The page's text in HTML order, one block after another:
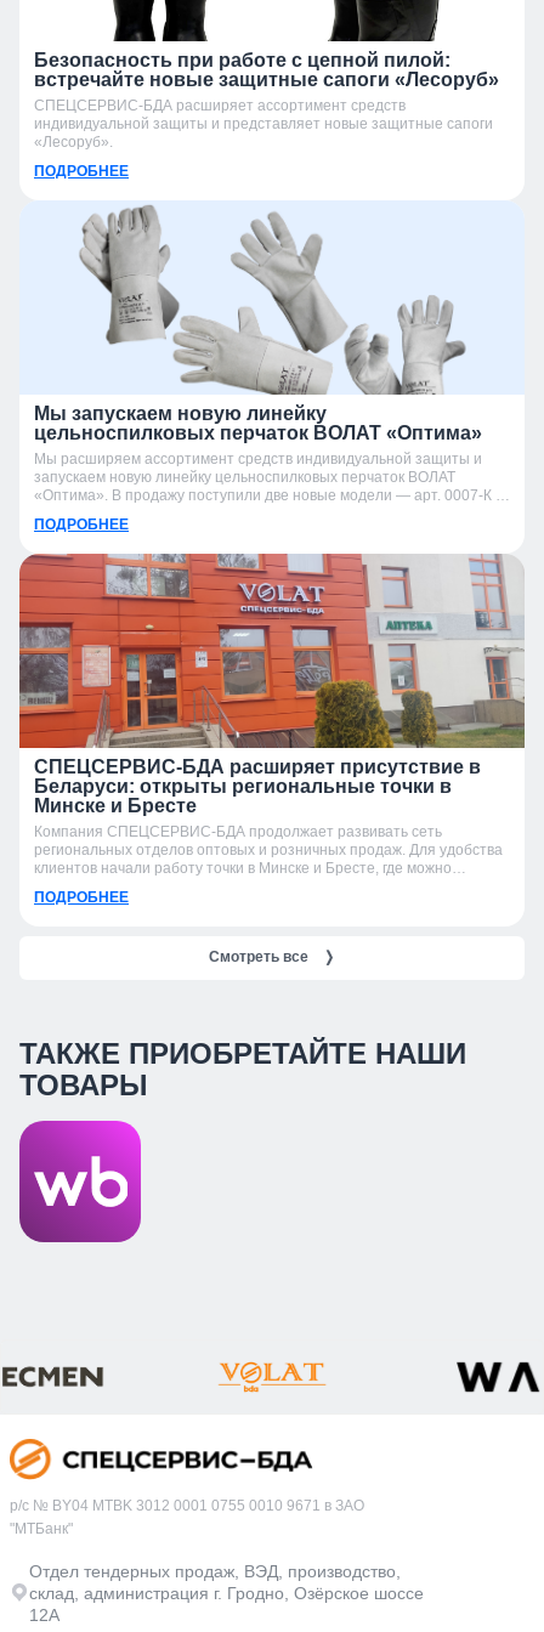
Безопасность при работе с цепной пилой:
встречайте новые защитные сапоги «Лесоруб»
СПЕЦСЕРВИС-БДА расширяет ассортимент средств
индивидуальной защиты и представляет новые защитные сапоги
«Лесоруб».
ПОДРОБНЕЕ
Мы запускаем новую линейку
цельноспилковых перчаток ВОЛАТ «Оптима»
Мы расширяем ассортимент средств индивидуальной защиты и
запускаем новую линейку цельноспилковых перчаток ВОЛАТ
«Оптима». В продажу поступили две новые модели — арт. 0007-К и
ПОДРОБНЕЕ
СПЕЦСЕРВИС-БДА расширяет присутствие в
Беларуси: открыты региональные точки в
Минске и Бресте
Компания СПЕЦСЕРВИС-БДА продолжает развивать сеть
региональных отделов оптовых и розничных продаж. Для удобства
клиентов начали работу точки в Минске и Бресте, где можно
ПОДРОБНЕЕ
Смотреть все ❭
ТАКЖЕ ПРИОБРЕТАЙТЕ НАШИ
ТОВАРЫ
р/с № BY04 MTBK 3012 0001 0755 0010 9671 в ЗАО
"МТБанк"
Отдел тендерных продаж, ВЭД, производство,
склад, администрация г. Гродно, Озёрское шоссе
12А